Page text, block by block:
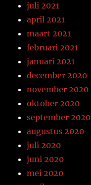
juli 2021
april 2021
maart 2021
februari 2021
januari 2021
december 2020
november 2020
oktober 2020
september 2020
augustus 2020
juli 2020
juni 2020
mei 2020